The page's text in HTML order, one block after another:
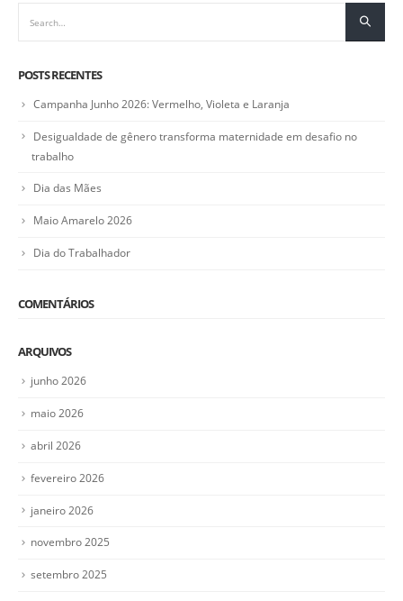
POSTS RECENTES
Campanha Junho 2026: Vermelho, Violeta e Laranja
Desigualdade de gênero transforma maternidade em desafio no
trabalho
Dia das Mães
Maio Amarelo 2026
Dia do Trabalhador
COMENTÁRIOS
ARQUIVOS
junho 2026
maio 2026
abril 2026
fevereiro 2026
janeiro 2026
novembro 2025
setembro 2025